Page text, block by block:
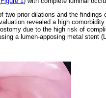
two prior dilations and the
revealed a high
due to the high risk of
a lumen-apposing metal stent